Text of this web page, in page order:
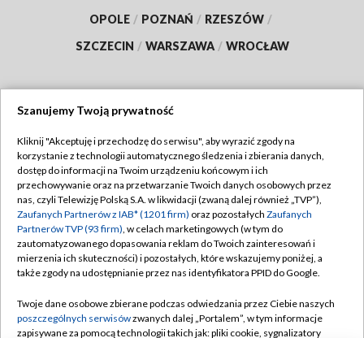
OPOLE / POZNAŃ / RZESZÓW /
SZCZECIN / WARSZAWA / WROCŁAW
TVP
Abonament TVP
Emisja w TVP
Centrum informacji TVP
Naziemna Telewizja Cyfrowa
Rada Programowa
Regulamin TVP
Polityka prywatności
Moje zgody
Pomoc
Kontakt
Szanujemy Twoją prywatność
Kliknij "Akceptuję i przechodzę do serwisu", aby wyrazić zgody na
korzystanie z technologii automatycznego śledzenia i zbierania danych,
dostęp do informacji na Twoim urządzeniu końcowym i ich
przechowywanie oraz na przetwarzanie Twoich danych osobowych przez
nas, czyli Telewizję Polską S.A. w likwidacji (zwaną dalej również „TVP”),
Zaufanych Partnerów z IAB* (1201 firm) oraz pozostałych Zaufanych
Partnerów TVP (93 firm), w celach marketingowych (w tym do
zautomatyzowanego dopasowania reklam do Twoich zainteresowań i
mierzenia ich skuteczności) i pozostałych, które wskazujemy poniżej, a
także zgody na udostępnianie przez nas identyfikatora PPID do Google.
Twoje dane osobowe zbierane podczas odwiedzania przez Ciebie naszych
poszczególnych serwisówzwanych dalej „Portalem”, w tym informacje
zapisywane za pomocą technologii takich jak: pliki cookie, sygnalizatory